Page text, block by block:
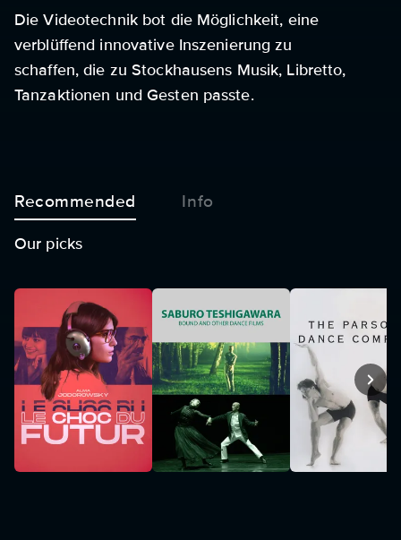
Die Videotechnik bot die Möglichkeit, eine
verblüffend innovative Inszenierung zu
schaffen, die zu Stockhausens Musik, Libretto,
Tanzaktionen und Gesten passte.
Recommended Info
Our picks